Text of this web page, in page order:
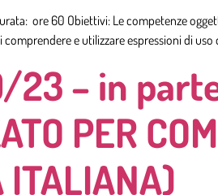
ore 60 Obiettivi: Le competenze
e utilizzare espressioni di
23 – in
PER
ITALIANA)